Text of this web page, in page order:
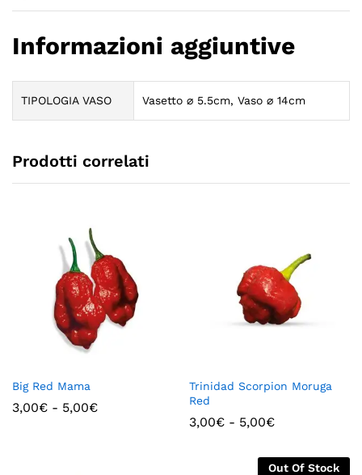
Informazioni aggiuntive
TIPOLOGIA VASO Vasetto ⌀ 5.5cm, Vaso ⌀ 14cm
Prodotti correlati
Big Red Mama
3,00€ - 5,00€
Trinidad Scorpion Moruga
Red
3,00€ - 5,00€
Out Of Stock